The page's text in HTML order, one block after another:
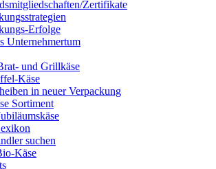
Zertifikate
Erfolge
Unternehmertum
und Grillkäse
Käse
in neuer Verpackung
Sortiment
suchen
Käse